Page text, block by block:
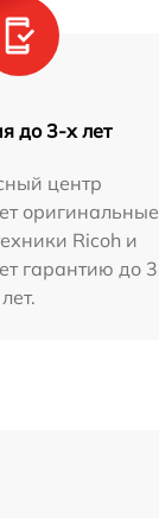
до 3-х лет
центр
оригинальные
Ricoh и
гарантию до 3
лет.